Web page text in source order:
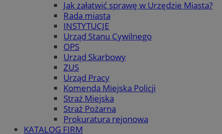
Jak załatwić sprawę w Urzędzie Miasta?
Rada miasta
INSTYTUCJE
Urząd Stanu Cywilnego
OPS
Urząd Skarbowy
ZUS
Urząd Pracy
Komenda Miejska Policji
Straż Miejska
Straż Pożarna
Prokuratura rejonowa
KATALOG FIRM